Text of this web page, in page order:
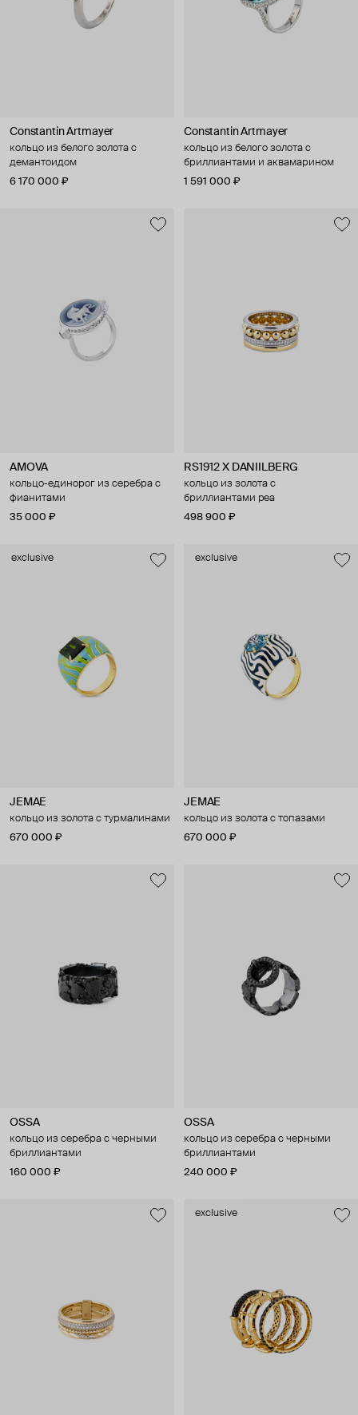
Constantin Artmayer
кольцо из белого золота с
демантоидом
6 170 000 ₽
Constantin Artmayer
кольцо из белого золота с
бриллиантами и аквамарином
1 591 000 ₽
AMOVA
кольцо-единорог из серебра с
фианитами
35 000 ₽
RS1912 X DANIILBERG
кольцо из золота с
бриллиантами pea
498 900 ₽
exclusive
JEMAE
кольцо из золота с турмалинами
670 000 ₽
exclusive
JEMAE
кольцо из золота с топазами
670 000 ₽
OSSA
кольцо из серебра с черными
бриллиантами
160 000 ₽
OSSA
кольцо из серебра с черными
бриллиантами
240 000 ₽
exclusive